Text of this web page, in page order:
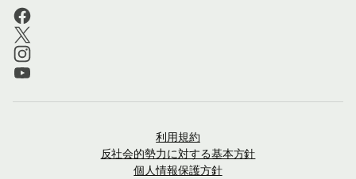
利用規約
反社会的勢力に対する基本方針
個人情報保護方針